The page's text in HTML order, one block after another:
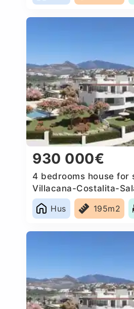
930 000€
4 bedrooms house for
Villacana-Costalita-
Hus
195m2